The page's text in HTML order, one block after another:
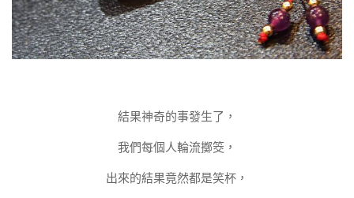
結果神奇的事發生了，
我們每個人輪流擲筊，
出來的結果竟然都是笑杯，